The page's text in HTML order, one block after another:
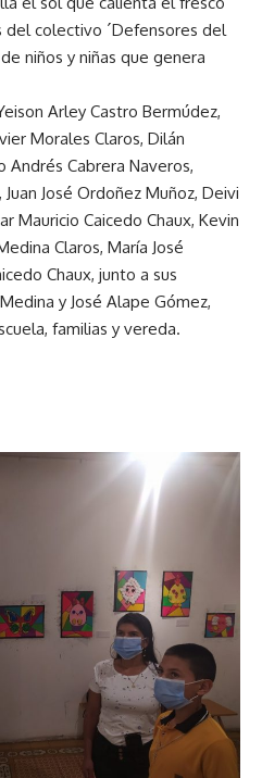
colectivo ´Defensores del
niños y niñas que genera
Arley Castro Bermúdez,
Morales Claros, Dilán
Andrés Cabrera Naveros,
José Ordoñez Muñoz, Deivi
Mauricio Caicedo Chaux, Kevin
Claros, María José
Chaux, junto a sus
y José Alape Gómez,
familias y vereda.